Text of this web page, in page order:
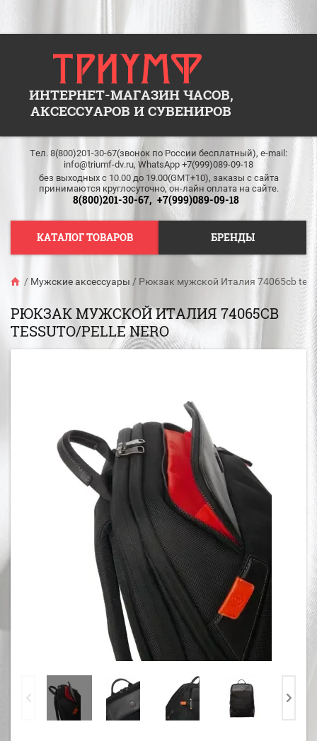
ИНТЕРНЕТ-МАГАЗИН ЧАСОВ,
АКСЕССУАРОВ И СУВЕНИРОВ
Тел. 8(800)201-30-67(звонок по России бесплатный), e-mail:
info@triumf-dv.ru, WhatsApp +7(999)089-09-18
без выходных c 10.00 до 19.00(GMT+10), заказы с сайта
принимаются круглосуточно, он-лайн оплата на сайте.
8(800)201-30-67, +7(999)089-09-18
КАТАЛОГ ТОВАРОВ БРЕНДЫ
/ Мужские аксессуары / Рюкзак мужской Италия 74065cb
РЮКЗАК МУЖСКОЙ ИТАЛИЯ 74065CB
TESSUTO/PELLE NERO